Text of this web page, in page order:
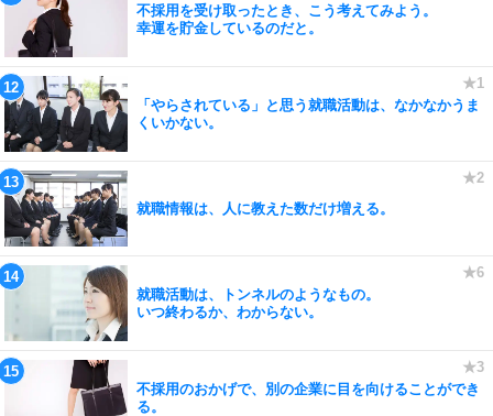
不採用を受け取ったとき、こう考えてみよう。
幸運を貯金しているのだと。
「やらされている」と思う就職活動は、なかなかうま
くいかない。
就職情報は、人に教えた数だけ増える。
就職活動は、トンネルのようなもの。
いつ終わるか、わからない。
不採用のおかげで、別の企業に目を向けることができ
る。